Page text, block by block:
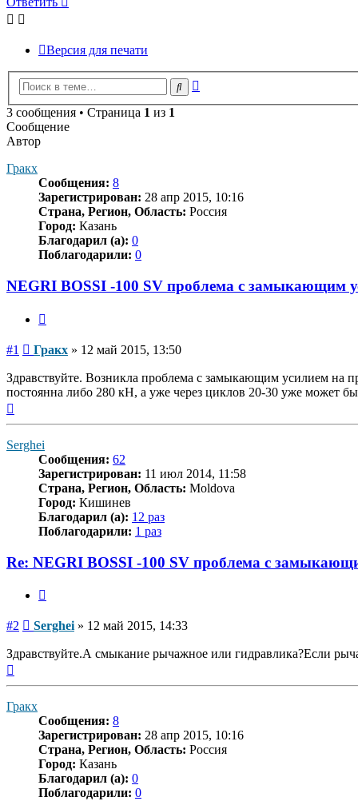
Версия для печати
Поиск
3 сообщения • Страница 1 из 1
Сообщение
Автор
Гракх
Сообщения: 8
Зарегистрирован: 28 апр 2015, 10:16
Страна, Регион, Область: Россия
Город: Казань
Благодарил (а): 0
Поблагодарили: 0
NEGRI BOSSI -100 SV проблема с замыкающим
#1 Сообщение
Гракх » 12 май 2015, 13:50
Здравствуйте. Возникла проблема с замыкающим усилием на
постоянна либо 280 кН, а уже через циклов 20-30 уже может
Serghei
Сообщения: 62
Зарегистрирован: 11 июл 2014, 11:58
Страна, Регион, Область: Moldova
Город: Кишинев
Благодарил (а): 12 раз
Поблагодарили: 1 раз
Re: NEGRI BOSSI -100 SV проблема с
#2 Сообщение
Serghei » 12 май 2015, 14:33
Здравствуйте.А смыкание рычажное или гидравлика?Если
Гракх
Сообщения: 8
Зарегистрирован: 28 апр 2015, 10:16
Страна, Регион, Область: Россия
Город: Казань
Благодарил (а): 0
Поблагодарили: 0